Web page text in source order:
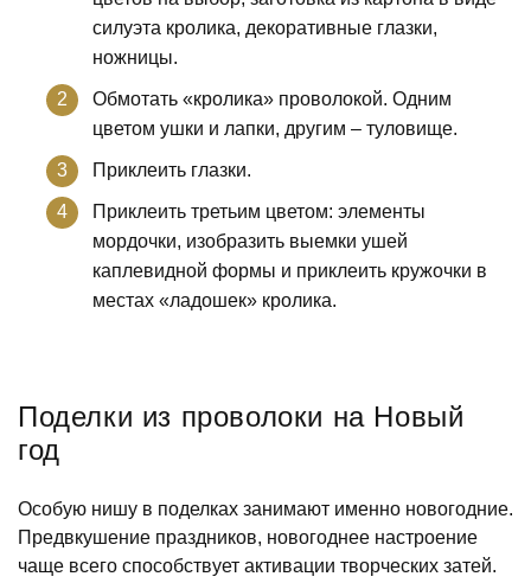
силуэта кролика, декоративные глазки,
ножницы.
Обмотать «кролика» проволокой. Одним
цветом ушки и лапки, другим – туловище.
Приклеить глазки.
Приклеить третьим цветом: элементы
мордочки, изобразить выемки ушей
каплевидной формы и приклеить кружочки в
местах «ладошек» кролика.
Поделки из проволоки на Новый
год
Особую нишу в поделках занимают именно новогодние.
Предвкушение праздников, новогоднее настроение
чаще всего способствует активации творческих затей.